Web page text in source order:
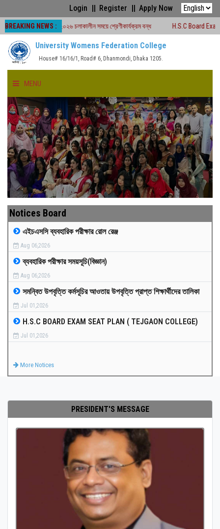
Login Register Apply Now
BREAKING NEWS :
পরীক্ষা -২০২৬ চলাকালীন সময়ে শ্রেণীকার্যক্রম বন্ধ H.S.C Board Exam Seat Plan
University Womens Federation College
House# 16/16/1, Road# 6, Dhanmondi, Dhaka 1205.
MENU
HOME
ABOUT US
FACULTIES
ACADEMICS
GALLERY
MEDIA
PAYMENT
CO-CURRICULUM
RESULTS
Notices Board
এইচএসসি ব্যবহারিক পরীক্ষার রোল রেঞ্জ
Aug 06,2026
ব্যবহারিক পরীক্ষার সময়সূচি(বিজ্ঞান)
Aug 06,2026
সমন্বিত উপবৃত্তি কর্মসূচির আওতায় উপবৃত্তি প্রাপ্ত শিক্ষার্থীদের তালিকা
Jul 01,2026
H.S.C BOARD EXAM SEAT PLAN ( TEJGAON COLLEGE)
Jul 01,2026
More Notices
PRESIDENT'S MESSAGE